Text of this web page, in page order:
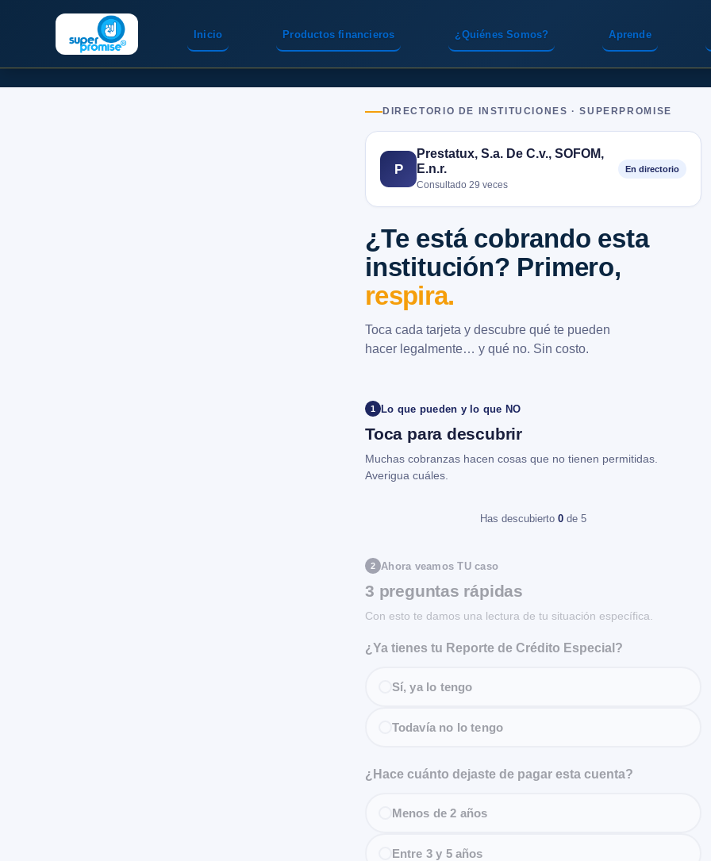
Inicio Productos financieros ¿Quiénes Somos? Aprende
DIRECTORIO DE INSTITUCIONES · SUPERPROMISE
P
Prestatux, S.a. De C.v., SOFOM,
E.n.r.
Consultado 29 veces
En directorio
¿Te está cobrando esta
institución? Primero,
respira.
Toca cada tarjeta y descubre qué te pueden
hacer legalmente… y qué no. Sin costo.
1 Lo que pueden y lo que NO
Toca para descubrir
Muchas cobranzas hacen cosas que no tienen permitidas.
Averigua cuáles.
Has descubierto 0 de 5
2 Ahora veamos TU caso
3 preguntas rápidas
Con esto te damos una lectura de tu situación específica.
¿Ya tienes tu Reporte de Crédito Especial?
Sí, ya lo tengo
Todavía no lo tengo
¿Hace cuánto dejaste de pagar esta cuenta?
Menos de 2 años
Entre 3 y 5 años